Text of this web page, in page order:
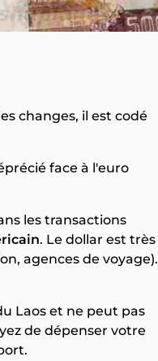
changes, il est codé
face à l'euro
les transactions
. Le dollar est très
agences de voyage).
Laos et ne peut pas
de dépenser votre